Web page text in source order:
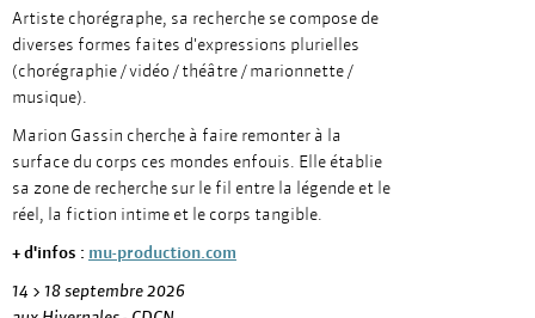
Artiste chorégraphe, sa recherche se compose de
diverses formes faites d'expressions plurielles
(chorégraphie / vidéo / théâtre / marionnette /
musique).
Marion Gassin cherche à faire remonter à la
surface du corps ces mondes enfouis. Elle établie
sa zone de recherche sur le fil entre la légende et le
réel, la fiction intime et le corps tangible.
+ d'infos : mu-production.com
14 > 18 septembre 2026